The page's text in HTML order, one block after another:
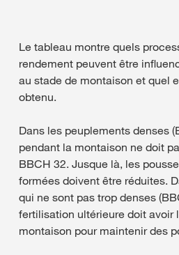
Le tableau montre quels
rendement peuvent être
au stade de montaison et quel
obtenu.
Dans les peuplements denses
pendant la montaison ne doit
BBCH 32. Jusque là, les
formées doivent être réduites.
qui ne sont pas trop denses
fertilisation ultérieure doit avoir
montaison pour maintenir des